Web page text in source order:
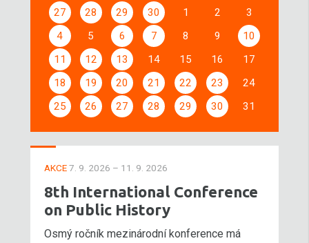
27 28 29 30 1 2
3
4
5 6 7 8 9
10
11
12 13 14 15 16
17
18
19 20 21 22 23
24
25
26 27 28 29 30 31
AKCE7. 9. 2026 – 11. 9. 2026
8th International Conference
on Public History
Osmý ročník mezinárodní konference má